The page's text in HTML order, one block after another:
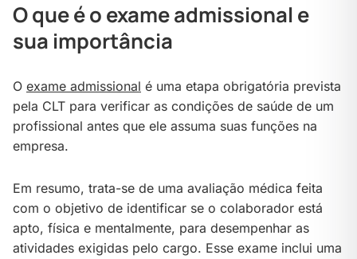
O que é o exame admissional e
sua importância
O exame admissional é uma etapa obrigatória prevista
pela CLT para verificar as condições de saúde de um
profissional antes que ele assuma suas funções na
empresa.
Em resumo, trata-se de uma avaliação médica feita
com o objetivo de identificar se o colaborador está
apto, física e mentalmente, para desempenhar as
atividades exigidas pelo cargo. Esse exame inclui uma